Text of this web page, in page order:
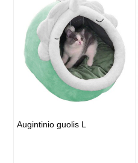
Augintinio guolis L